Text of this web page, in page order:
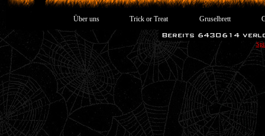
Über uns Trick or Treat Gruselbrett